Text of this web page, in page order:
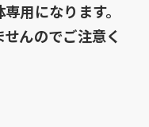
用になります。
んのでご注意く